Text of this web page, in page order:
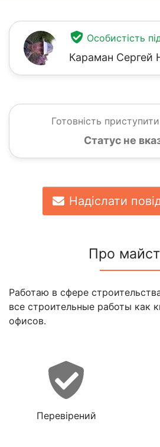
Особистість
Караман Сергей
Готовність
Статус не
Надіслати
Про
Работаю в сфере
все строительные работы как
офисов.
Перевірений